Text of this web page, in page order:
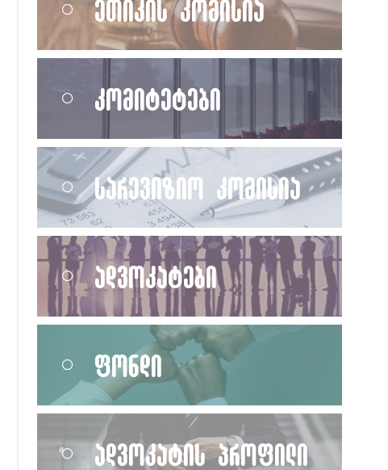
ეთიკის კომისია
კომიტეტები
სარევიზიო კომისია
ადვოკატები
ფონდი
ადვოკატის პროფილი